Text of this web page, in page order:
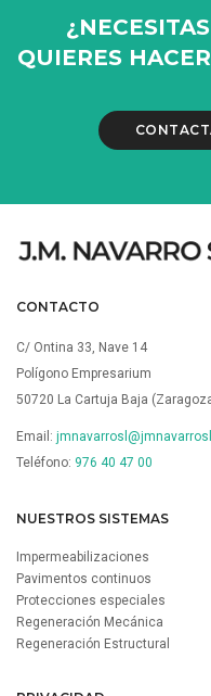
QUIERES
CONTACTO
C/ Ontina 33, Nave 14
Polígono Empresarium
50720 La Cartuja Baja
Email:
Teléfono: 976 40 47 00
NUESTROS SISTEMAS
Impermeabilizaciones
Pavimentos continuos
Protecciones especiales
Regeneración Mecánica
Regeneración Estructural